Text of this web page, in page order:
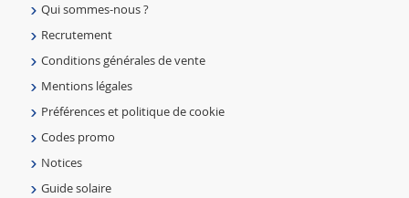
Qui sommes-nous ?
Recrutement
Conditions générales de vente
Mentions légales
Préférences et politique de cookie
Codes promo
Notices
Guide solaire